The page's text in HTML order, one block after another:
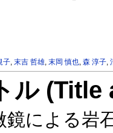
子,末吉 哲雄,末岡 慎也,森 淳子,
ル
鏡による岩